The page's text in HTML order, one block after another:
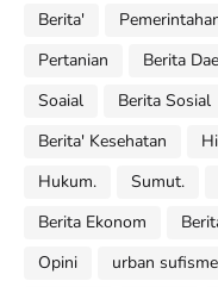
Berita'
Pertanian
Berita
Soaial
Berita Sosial
Berita' Kesehatan
Hukum.
Sumut.
Berita Ekonom
Opini
urban sufisme